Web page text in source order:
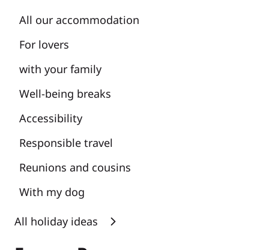
All our accommodation
For lovers
with your family
Well-being breaks
Accessibility
Responsible travel
Reunions and cousins
With my dog
All holiday ideas